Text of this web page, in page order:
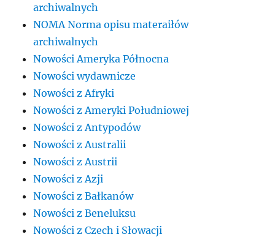
archiwalnych
NOMA Norma opisu materaiłów
archiwalnych
Nowości Ameryka Północna
Nowości wydawnicze
Nowości z Afryki
Nowości z Ameryki Południowej
Nowości z Antypodów
Nowości z Australii
Nowości z Austrii
Nowości z Azji
Nowości z Bałkanów
Nowości z Beneluksu
Nowości z Czech i Słowacji